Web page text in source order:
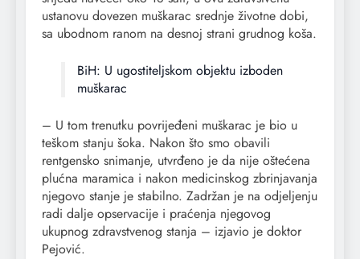
ustanovu dovezen muškarac srednje životne dobi,
sa ubodnom ranom na desnoj strani grudnog koša.
BiH: U ugostiteljskom objektu izboden
muškarac
– U tom trenutku povrijeđeni muškarac je bio u
teškom stanju šoka. Nakon što smo obavili
rentgensko snimanje, utvrđeno je da nije oštećena
plućna maramica i nakon medicinskog zbrinjavanja
njegovo stanje je stabilno. Zadržan je na odjeljenju
radi dalje opservacije i praćenja njegovog
ukupnog zdravstvenog stanja – izjavio je doktor
Pejović.